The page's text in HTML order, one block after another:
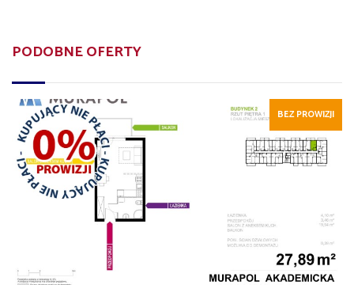
PODOBNE OFERTY
BEZ PROWIZJI